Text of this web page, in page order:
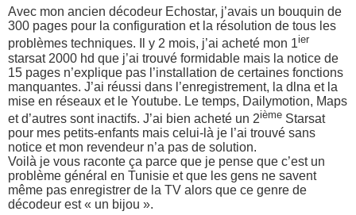
Avec mon ancien décodeur Echostar, j’avais un bouquin de
300 pages pour la configuration et la résolution de tous les
problèmes techniques. Il y 2 mois, j’ai acheté mon 1ier
starsat 2000 hd que j’ai trouvé formidable mais la notice de
15 pages n’explique pas l’installation de certaines fonctions
manquantes. J’ai réussi dans l’enregistrement, la dlna et la
mise en réseaux et le Youtube. Le temps, Dailymotion, Maps
et d’autres sont inactifs. J’ai bien acheté un 2ième Starsat
pour mes petits-enfants mais celui-là je l’ai trouvé sans
notice et mon revendeur n’a pas de solution.
Voilà je vous raconte ça parce que je pense que c’est un
problème général en Tunisie et que les gens ne savent
même pas enregistrer de la TV alors que ce genre de
décodeur est « un bijou ».